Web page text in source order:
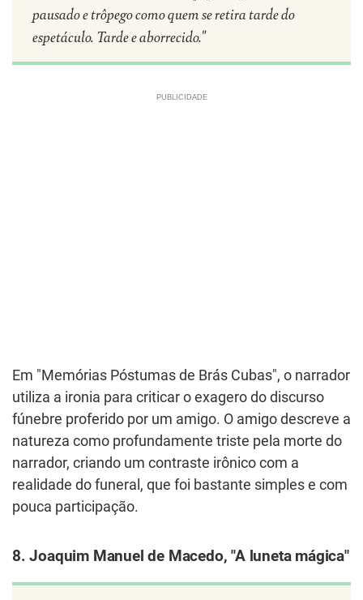
pausado e trôpego como quem se retira tarde do
espetáculo. Tarde e aborrecido."
Em "Memórias Póstumas de Brás Cubas", o narrador
utiliza a ironia para criticar o exagero do discurso
fúnebre proferido por um amigo. O amigo descreve a
natureza como profundamente triste pela morte do
narrador, criando um contraste irônico com a
realidade do funeral, que foi bastante simples e com
pouca participação.
8. Joaquim Manuel de Macedo, "A luneta mágica"